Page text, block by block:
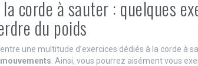
corde à sauter : quelques
du poids
une multitude d’exercices dédiés à la corde à
. Ainsi, vous pourrez aisément vous